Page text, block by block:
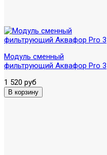
Модуль сменный
фильтрующий Аквафор Pro 3
1 520 руб